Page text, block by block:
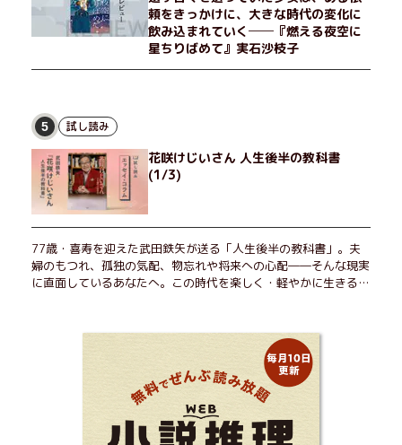
頼をきっかけに、大きな時代の変化に
飲み込まれていく──『燃える夜空に
星ちりばめて』実石沙枝子
5 試し読み
花咲けじいさん 人生後半の教科書
(1/3)
77歳・喜寿を迎えた武田鉄矢が送る「人生後半の教科書」。夫
婦のもつれ、孤独の気配、物忘れや将来への心配――そんな現実
に直面しているあなたへ。この時代を楽しく・軽やかに生きるヒ
ら！ 読むだけで前向きになれる一冊。